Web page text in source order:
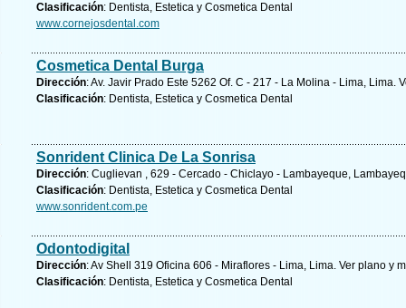
Clasificación: Dentista, Estetica y Cosmetica Dental
www.cornejosdental.com
Cosmetica Dental Burga
Dirección: Av. Javir Prado Este 5262 Of. C - 217 - La Molina - Lima, Lima.
Clasificación: Dentista, Estetica y Cosmetica Dental
Sonrident Clinica De La Sonrisa
Dirección: Cuglievan , 629 - Cercado - Chiclayo - Lambayeque,
Clasificación: Dentista, Estetica y Cosmetica Dental
www.sonrident.com.pe
Odontodigital
Dirección: Av Shell 319 Oficina 606 - Miraflores - Lima, Lima. Ver plano y
Clasificación: Dentista, Estetica y Cosmetica Dental